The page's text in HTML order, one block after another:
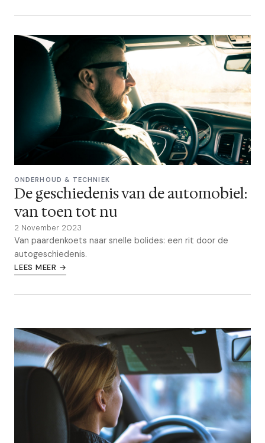
ONDERHOUD & TECHNIEK
De geschiedenis van de automobiel:
van toen tot nu
2 November 2023
Van paardenkoets naar snelle bolides: een rit door de
autogeschiedenis.
LEES MEER →